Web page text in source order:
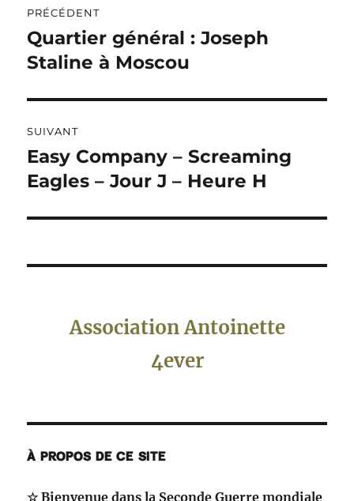
de
l’article
PRÉCÉDENT
Publication
précédente :
Quartier général : Joseph
Staline à Moscou
SUIVANT
Publication
suivante :
Easy Company – Screaming
Eagles – Jour J – Heure H
Association Antoinette
4ever
À PROPOS DE CE SITE
☆ Bienvenue dans la Seconde Guerre mondiale